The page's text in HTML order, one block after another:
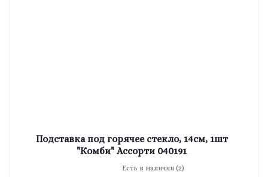
Подставка под горячее стекло, 14см, 1шт
"Комби" Ассорти 040191
Есть в наличии (2)